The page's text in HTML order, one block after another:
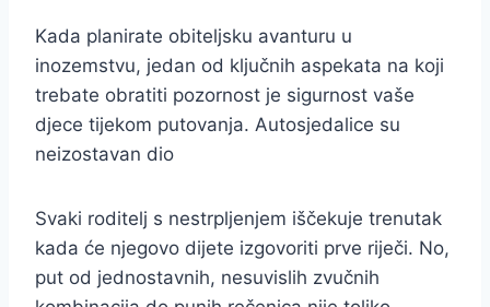
Kada planirate obiteljsku avanturu u
inozemstvu, jedan od ključnih aspekata na koji
trebate obratiti pozornost je sigurnost vaše
djece tijekom putovanja. Autosjedalice su
neizostavan dio
Svaki roditelj s nestrpljenjem iščekuje trenutak
kada će njegovo dijete izgovoriti prve riječi. No,
put od jednostavnih, nesuvislih zvučnih